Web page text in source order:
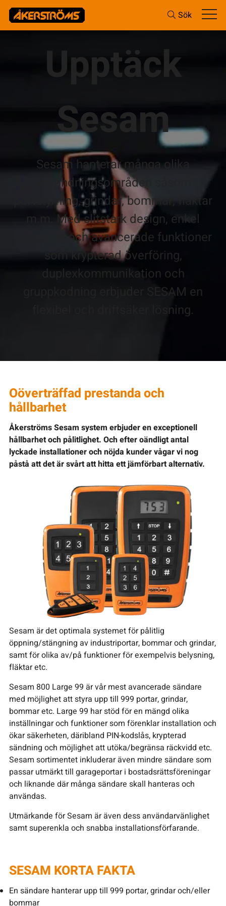
Sök
Upptäck
Sesam
Sesam hanterar många olika
användningsområden såsom
portstyrning, grindar, bommar, fläktar
m.m. Med slitstark design, enkel
hantering och avancerade funktioner
som krypterad överföring,
duplexkommunikation och
gruppkodning erbjuder SESAM en
flexibel och driftsäker lösning.
Oöverträffad prestanda och
hållbarhet
Åkerströms Sesam system erbjuder en exceptionell
hållbarhet och pålitlighet. Och efter oändligt antal
lyckade installationer och nöjda kunder vågar vi nog
påstå att det är svårt att hitta ett jämförbart alternativ.
Sesam är det optimala systemet för pålitlig
öppning/stängning av industriportar, bommar och grindar,
samt för olika av/på funktioner för exempelvis belysning,
fläktar etc.
Sesam 800 Large 99 är vår mest avancerade sändare
med möjlighet att styra upp till 999 portar, grindar,
bommar etc. Large 99 har stöd för en mängd olika
inställningar och funktioner som förenklar installation och
ökar säkerheten, däribland PIN-kodslås, krypterad
sändning och möjlighet att utöka/begränsa räckvidd etc.
Sesam sortimentet inkluderar även mindre sändare som
passar utmärkt till garageportar i bostadsrättsföreningar
och liknande där många sändare skall hanteras och
användas.
Utmärkande för Sesam är även dess användarvänlighet
samt superenkla och snabba installationsförfarande.
SESAM KORTA FAKTA
En sändare hanterar upp till 999 portar, grindar och/eller
bommar